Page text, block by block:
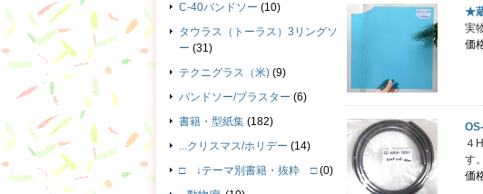
★
実
価
４
す
価
C-40バンドソー (10)
タウラス（トーラス）3リングソ
ー (31)
テクニグラス（米) (9)
バンドソー/ブラスター (6)
書籍・型紙集 (182)
...クリスマス/ホリデー (14)
□ ↓テーマ別書籍・抜粋 □ (0)